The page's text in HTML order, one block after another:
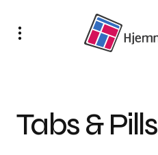
Tabs & Pills